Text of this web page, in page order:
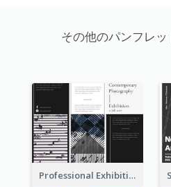
その他のパンフレッ
Professional Exhibition Event Tri Fold Brochure